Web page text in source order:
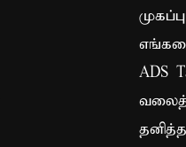
முகப்பு
ADS